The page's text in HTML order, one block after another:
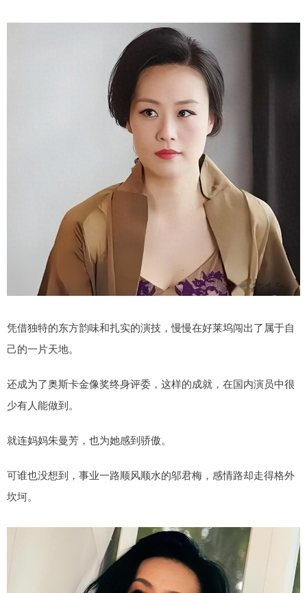
凭借独特的东方韵味和扎实的演技，慢慢在好莱坞闯出了属于自
己的一片天地。
还成为了奥斯卡金像奖终身评委，这样的成就，在国内演员中很
少有人能做到。
就连妈妈朱曼芳，也为她感到骄傲。
可谁也没想到，事业一路顺风顺水的邬君梅，感情路却走得格外
坎坷。